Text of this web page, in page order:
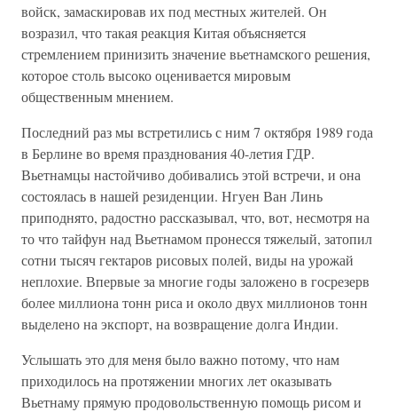
войск, замаскировав их под местных жителей. Он
возразил, что такая реакция Китая объясняется
стремлением принизить значение вьетнамского решения,
которое столь высоко оценивается мировым
общественным мнением.
Последний раз мы встретились с ним 7 октября 1989 года
в Берлине во время празднования 40-летия ГДР.
Вьетнамцы настойчиво добивались этой встречи, и она
состоялась в нашей резиденции. Нгуен Ван Линь
приподнято, радостно рассказывал, что, вот, несмотря на
то что тайфун над Вьетнамом пронесся тяжелый, затопил
сотни тысяч гектаров рисовых полей, виды на урожай
неплохие. Впервые за многие годы заложено в госрезерв
более миллиона тонн риса и около двух миллионов тонн
выделено на экспорт, на возвращение долга Индии.
Услышать это для меня было важно потому, что нам
приходилось на протяжении многих лет оказывать
Вьетнаму прямую продовольственную помощь рисом и